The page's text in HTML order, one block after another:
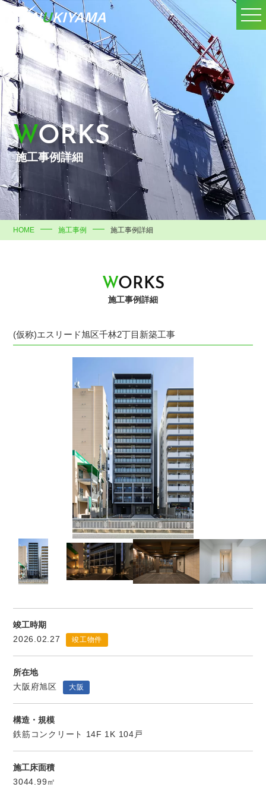
WORKS
施工事例詳細
HOME 施工事例 施工事例詳細
WORKS
施工事例詳細
(仮称)エスリード旭区千林2丁目新築工事
竣工時期
2026.02.27
竣工物件
所在地
大阪府旭区
大阪
構造・規模
鉄筋コンクリート 14F 1K 104戸
施工床面積
3044.99㎡